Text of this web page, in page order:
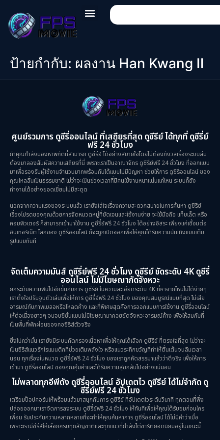
ป้ายกำกับ: ผลงาน Han Kwang Il
ศูนย์รวมการ ดูซีรี่ออนไลน์ ที่เสถียรที่สุด ดูซีรีย์ ได้ทุกที่ ดูซีรี่ย์
ฟรี 24 ชั่วโมง
ถ้าคุณกำลังมองหาพิกัดที่สามารถ ดูซีรีย์ ได้อย่างสบายใจโดยไม่ต้องกังวลเรื่องระบบล่ม
ต้องมาลองสัมผัสความเสถียรที่นี่ เพราะเราเป็นอาณาจักร ดูซีรี่ย์ฟรี 24 ชั่วโมง ที่ออกแบบ
มาเพื่อรองรับผู้ใช้งานจำนวนมากพร้อมกันได้แบบไม่มีปัญหา ช่วยให้การ ดูซีรี่ออนไลน์ ของ
คุณไหลลื่นเป็นธรรมชาติ ไม่ว่าจะเป็นช่วงเวลาที่มีคนใช้งานหนาแน่นแค่ไหน ระบบก็ยัง
ทำงานได้อย่างยอดเยี่ยมไม่มีสะดุด
นอกจากความแรงของระบบแล้ว เรายังใส่ใจเรื่องความสะดวกสบายในการค้นหา ดูซีรีย์
เรื่องโปรดของคุณด้วยการจัดหมวดหมู่ที่ชัดเจนและใช้งานง่าย จะใช้มือถือ แท็บเล็ต หรือ
คอมพิวเตอร์ ก็สามารถเข้ามาใช้งาน ดูซีรี่ย์ฟรี 24 ชั่วโมง ได้อย่างอิสระ เพียงแค่เชื่อมต่อ
อินเทอร์เน็ต โลกของ ดูซีรี่ออนไลน์ ก็จะถูกเปิดออกเพื่อให้คุณได้รับความบันเทิงแบบเต็ม
รูปแบบทันที
จัดเต็มความมันส์ ดูซีรี่ย์ฟรี 24 ชั่วโมง ดูซีรีย์ ชัดระดับ 4K ดูซีรี่
ออนไลน์ ไม่มีโฆษณากัดจังหวะ
ยกระดับความฟินไปอีกขั้นกับการ ดูซีรีย์ ในความละเอียดระดับ 4K ที่หาจากไหนไม่ได้ง่ายๆ
เราตั้งใจปรับจูนตัวเล่นเพื่อให้การ ดูซีรี่ย์ฟรี 24 ชั่วโมง ของคุณสมบูรณ์แบบที่สุด ไม่เสีย
อารมณ์กับภาพเบลอหรือโหลดค้าง และที่พิเศษสุดคือการออกแบบการใช้งาน ดูซีรี่ออนไลน์
ให้ต่อเนื่องยาวๆ จนจบซีซั่นแบบไม่มีโฆษณามาคอยขัดจังหวะอารมณ์ค้าง เพื่อให้สมกับที่
เป็นพื้นที่พักผ่อนของคอซีรีส์ตัวจริง
ยิ่งไปกว่านั้น เรายังมีระบบคัดกรองเนื้อหาเพื่อให้คุณได้เลือก ดูซีรีย์ ที่ตรงใจที่สุด ไม่ว่าจะ
เป็นซีรีส์แนวรักโรแมนติกที่ช่วยเติมพลังใจ หรือแนวระทึกขวัญที่ทำให้ตื่นเต้นจนลืมเวลา
นอน ทุกเรื่องในหมวด ดูซีรี่ย์ฟรี 24 ชั่วโมง ของเราถูกคัดสรรมาแล้วว่าดีจริง เพื่อให้การ
เข้ามา ดูซีรี่ออนไลน์ ของคุณคุ้มค่าและได้รับความสุขกลับไปอย่างแน่นอน
ไม่พลาดทุกอีพีดัง ดูซีรี่ออนไลน์ อัปเดตไว ดูซีรีย์ ได้ไม่จำกัด ดู
ซีรี่ย์ฟรี 24 ชั่วโมง
เตรียมป๊อปคอร์นให้พร้อมแล้วมาสนุกกับการ ดูซีรีย์ ที่อัปเดตไวระดับวินาที ทุกตอนที่พึ่ง
ปล่อยออกมาเราจัดการลงระบบ ดูซีรี่ย์ฟรี 24 ชั่วโมง ให้ทันทีเพื่อให้คุณได้รับชมก่อนใคร
เพื่อน รับประกันความหลากหลายที่จะทำให้คุณค้นหาการ ดูซีรี่ออนไลน์ ได้ไม่มีคำว่าเบื่อ
เพราะเรามีซีรีส์ให้เลือกครบทุกสัญชาติและทุกแนวที่กำลังไต่ชาร์ตยอดนิยมอยู่ในขณะนี้